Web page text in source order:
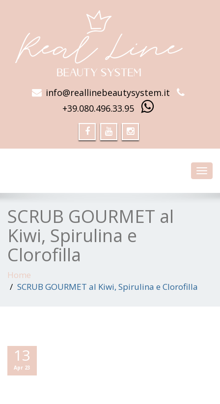
info@reallinebeautysystem.it
+39.080.496.33.95
SCRUB GOURMET al
Kiwi, Spirulina e
Clorofilla
Home
SCRUB GOURMET al Kiwi, Spirulina e Clorofilla
13
Apr 23